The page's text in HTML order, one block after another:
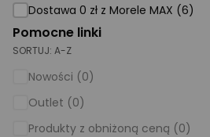
Dom i ogród
Biuro i firma
Sport i turystyka
Zabawki i dziecko
Dostawa 0 zł z Morele MAX (6)
Pomocne linki
SORTUJ: A-Z
Nowości (0)
Outlet (0)
Produkty z obniżoną ceną (0)